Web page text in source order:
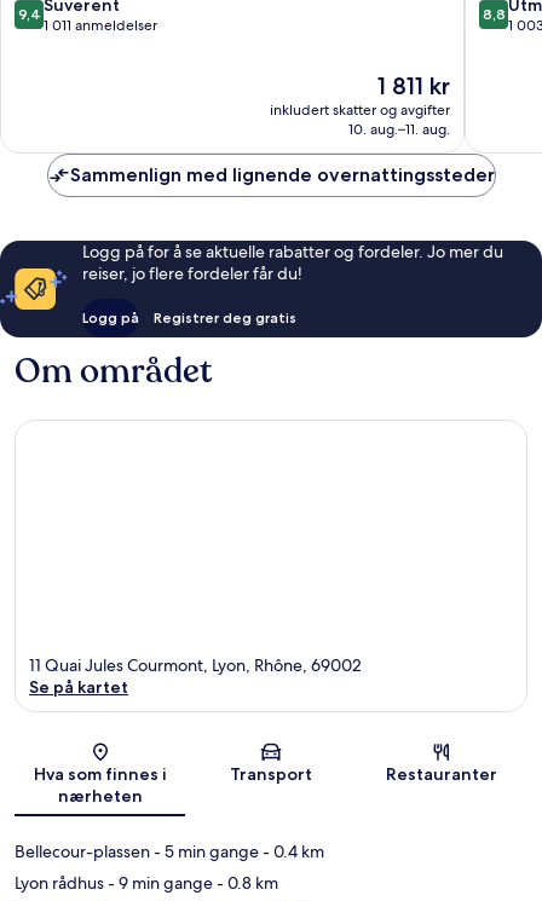
Lyon
av
9,4 Suverent
1 011 anmeldelser
Prisen
er
1 811 kr
1 811 kr
inkludert skatter og avgifter
10. aug.–11. aug.
av
8,8
1
Sammenlign med lignende overnattingssteder
Logg på for å se aktuelle rabatter og fordeler. Jo mer du
reiser, jo flere fordeler får du!
Logg på Registrer deg gratis
Om området
Kart
11 Quai Jules Courmont, Lyon, Rhône, 69002
Se på kartet
Hva som finnes i
nærheten
Transport Restauranter
Bellecour-plassen- 5 min gange- 0.4 km
Lyon rådhus- 9 min gange- 0.8 km